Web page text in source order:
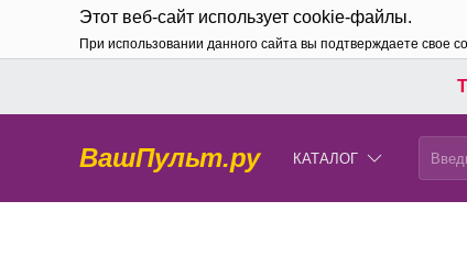
Этот веб-сайт использует cookie-файлы.
При использовании данного сайта вы подтверждаете свое
ВашПульт.ру КАТАЛОГ